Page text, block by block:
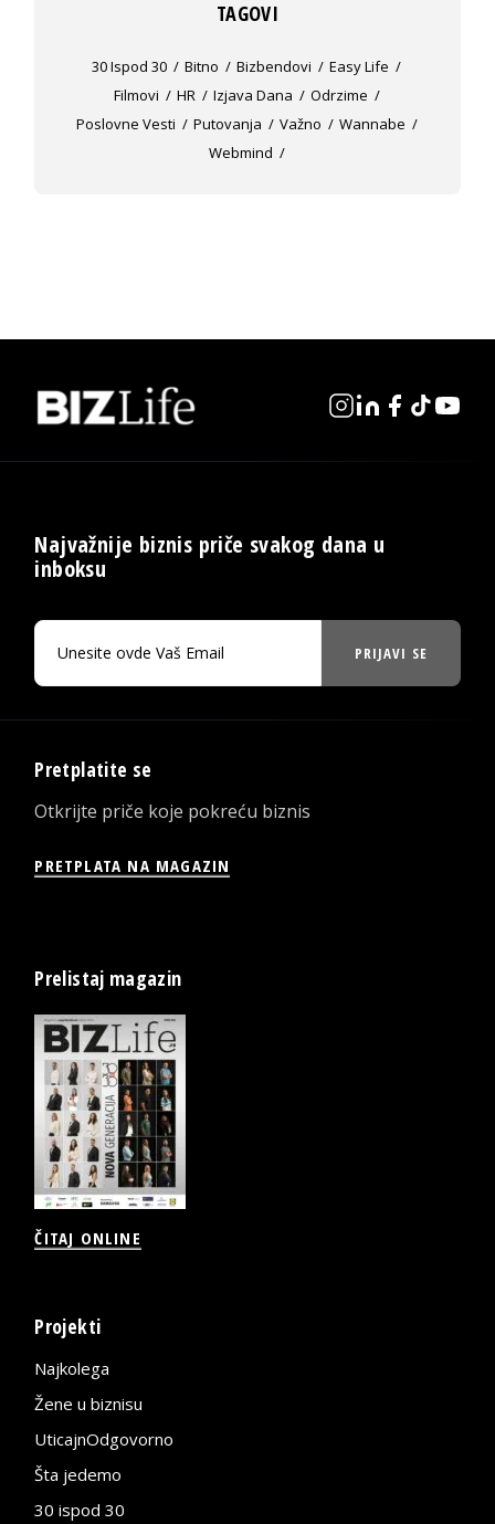
TAGOVI
30 Ispod 30 Bitno Bizbendovi
Easy Life
Filmovi
HR Izjava Dana
Odrzime
Poslovne Vesti
Putovanja Važno
Wannabe
Webmind
Najvažnije biznis priče svakog dana u
inboksu
PRIJAVI SE
Pretplatite se
Otkrijte priče koje pokreću biznis
PRETPLATA NA MAGAZIN
Prelistaj magazin
ČITAJ ONLINE
Projekti
Najkolega
Žene u biznisu
UticajnOdgovorno
Šta jedemo
30 ispod 30